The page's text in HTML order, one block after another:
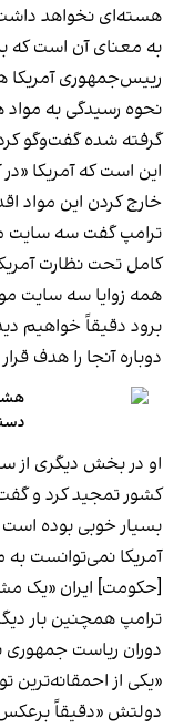
هسته‌ای نخواهد
به معنای آن است
رییس‌جمهوری آمریکا
نحوه رسیدگی به
گرفته شده گفت‌وگو
این است که آمریکا «در
خارج کردن این مواد
ترامپ گفت سه سایت
کامل تحت نظارت
همه زوایا سه سایت
برود دقیقاً خواهیم
دوباره آنجا را هدف
او در بخش دیگری از
کشور تمجید کرد و
بسیار خوبی بوده
آمریکا نمی‌توانست
[حکومت] ایران «یک
دوران ریاست جمهوری
«یکی از احمقانه‌ترین
دولتش «دقیقاً برعکس